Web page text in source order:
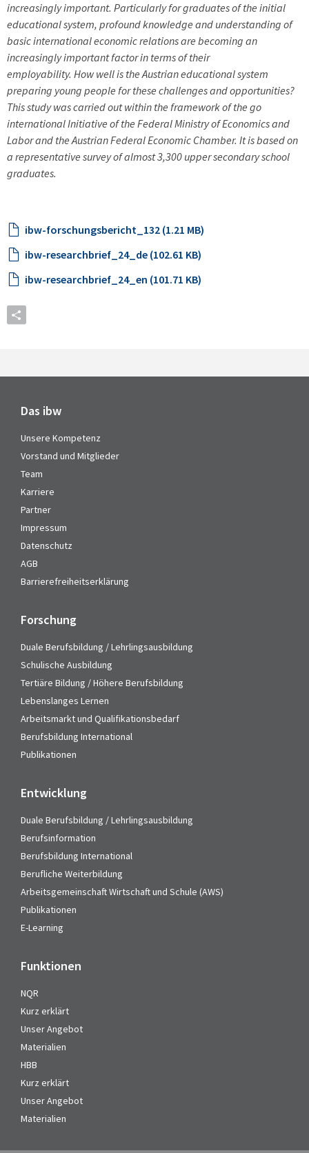
increasingly important. Particularly for graduates of the initial
educational system, profound knowledge and understanding of
basic international economic relations are becoming an
increasingly important factor in terms of their
employability. How well is the Austrian educational system
preparing young people for these challenges and opportunities?
This study was carried out within the framework of the go
international Initiative of the Federal Ministry of Economics and
Labor and the Austrian Federal Economic Chamber. It is based on
a representative survey of almost 3,300 upper secondary school
graduates.
ibw-forschungsbericht_132 (1.21 MB)
ibw-researchbrief_24_de (102.61 KB)
ibw-researchbrief_24_en (101.71 KB)
Das ibw
Unsere Kompetenz
Vorstand und Mitglieder
Team
Karriere
Partner
Impressum
Datenschutz
AGB
Barrierefreiheitserklärung
Forschung
Duale Berufsbildung / Lehrlingsausbildung
Schulische Ausbildung
Tertiäre Bildung / Höhere Berufsbildung
Lebenslanges Lernen
Arbeitsmarkt und Qualifikationsbedarf
Berufsbildung International
Publikationen
Entwicklung
Duale Berufsbildung / Lehrlingsausbildung
Berufsinformation
Berufsbildung International
Berufliche Weiterbildung
Arbeitsgemeinschaft Wirtschaft und Schule (AWS)
Publikationen
E-Learning
Funktionen
NQR
Kurz erklärt
Unser Angebot
Materialien
HBB
Kurz erklärt
Unser Angebot
Materialien